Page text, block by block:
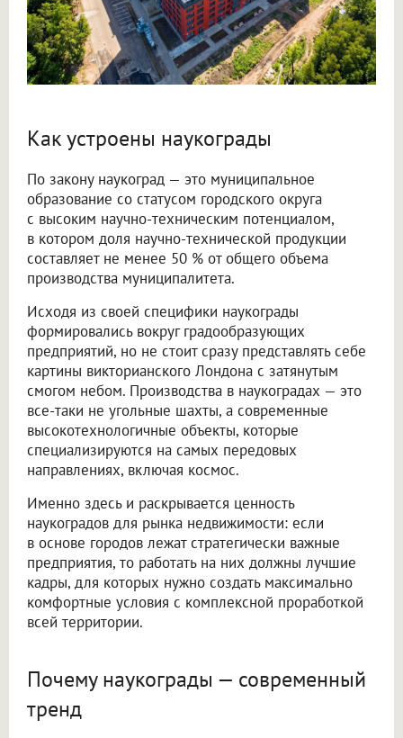
Как устроены наукограды
По закону наукоград — это муниципальное
образование со статусом городского округа
с высоким научно-техническим потенциалом,
в котором доля научно-технической продукции
составляет не менее 50 % от общего объема
производства муниципалитета.
Исходя из своей специфики наукограды
формировались вокруг градообразующих
предприятий, но не стоит сразу представлять себе
картины викторианского Лондона с затянутым
смогом небом. Производства в наукоградах — это
все-таки не угольные шахты, а современные
высокотехнологичные объекты, которые
специализируются на самых передовых
направлениях, включая космос.
Именно здесь и раскрывается ценность
наукоградов для рынка недвижимости: если
в основе городов лежат стратегически важные
предприятия, то работать на них должны лучшие
кадры, для которых нужно создать максимально
комфортные условия с комплексной проработкой
всей территории.
Почему наукограды — современный
тренд